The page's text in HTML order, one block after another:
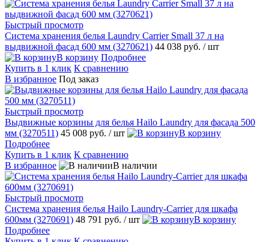
Быстрый просмотр
Система хранения белья Laundry Carrier Small 37 л на
выдвижной фасад 600 мм (3270621) 44 038 руб. / шт
В корзину Подробнее
Купить в 1 клик К сравнению
В избранное Под заказ
Быстрый просмотр
Выдвижные корзины для белья Hailo Laundry для фасада 500
мм (3270511) 45 008 руб. / шт
В корзину
Подробнее
Купить в 1 клик К сравнению
В избранное
В наличии
Быстрый просмотр
Система хранения белья Hailo Laundry-Carrier для шкафа
600мм (3270691) 48 791 руб. / шт
В корзину
Подробнее